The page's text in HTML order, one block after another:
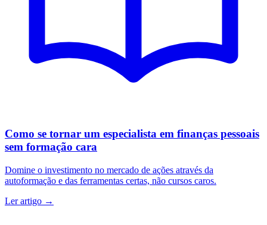
Como se tornar um especialista em finanças pessoais
sem formação cara
Domine o investimento no mercado de ações através da
autoformação e das ferramentas certas, não cursos caros.
Ler artigo →